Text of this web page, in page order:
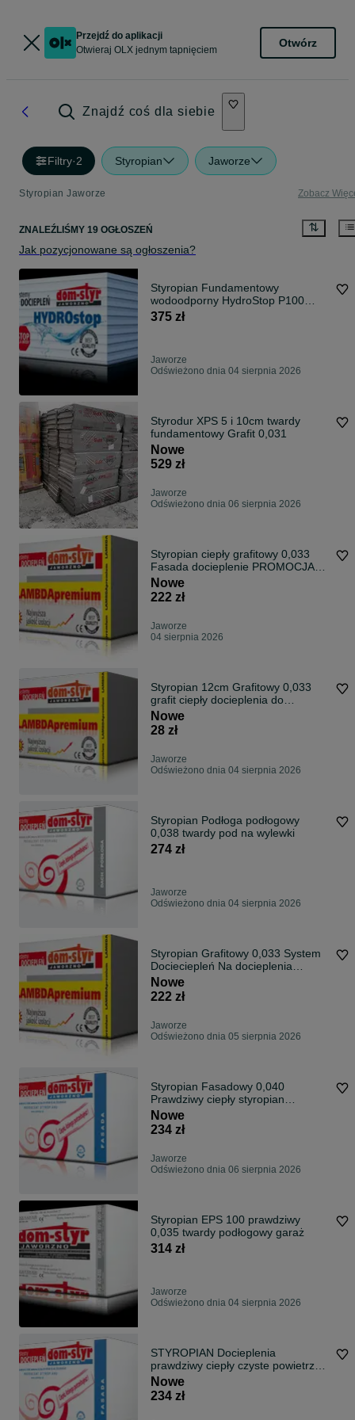
Przejdź do aplikacji
Otwieraj OLX jednym tapnięciem
Otwórz
Znajdź coś dla siebie
Filtry·2 Styropian Jaworze
Styropian Jaworze Zobacz
ZNALEŹLIŚMY 19 OGŁOSZEŃ
Jak pozycjonowane są ogłoszenia?
Styropian Fundamentowy
wodoodporny HydroStop P100
płyta fundament każda grubość w 3
375 zł
Jaworze
Odświeżono dnia 04 sierpnia 2026
Styrodur XPS 5 i 10cm twardy
fundamentowy Grafit 0,031
Nowe
529 zł
Jaworze
Odświeżono dnia 06 sierpnia 2026
Styropian ciepły grafitowy 0,033
Fasada docieplenie PROMOCJA
WAKACYJNA
Nowe
222 zł
Jaworze
04 sierpnia 2026
Styropian 12cm Grafitowy 0,033
grafit ciepły docieplenia do
dociepleń
Nowe
28 zł
Jaworze
Odświeżono dnia 04 sierpnia 2026
Styropian Podłoga podłogowy
0,038 twardy pod na wylewki
274 zł
Jaworze
Odświeżono dnia 04 sierpnia 2026
Styropian Grafitowy 0,033 System
Docieciepleń Na docieplenia
budynków
Nowe
222 zł
Jaworze
Odświeżono dnia 05 sierpnia 2026
Styropian Fasadowy 0,040
Prawdziwy ciepły styropian
Fasadowy
Nowe
234 zł
Jaworze
Odświeżono dnia 06 sierpnia 2026
Styropian EPS 100 prawdziwy
0,035 twardy podłogowy garaż
314 zł
Jaworze
Odświeżono dnia 04 sierpnia 2026
STYROPIAN Docieplenia
prawdziwy ciepły czyste powietrze
0,040 fasada
Nowe
234 zł